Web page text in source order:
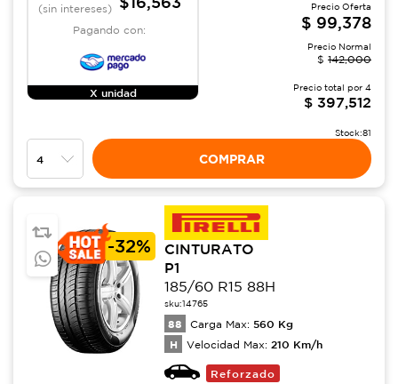
(sin intereses)
Pagando con:
X unidad
Precio Oferta
$ 99,378
Precio Normal
$ 142,000
Precio total por 4
$ 397,512
Stock:81
COMPRAR
-32%
CINTURATO
P1
185/60 R15 88H
sku:14765
88 Carga Max: 560 Kg
H Velocidad Max: 210 Km/h
Reforzado